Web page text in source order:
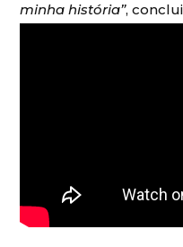
minha história”,